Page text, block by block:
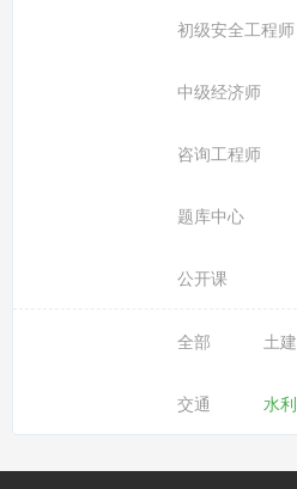
初级安全工程师
中级经济师
咨询工程师
题库中心
公开课
全部 土建
交通 水利